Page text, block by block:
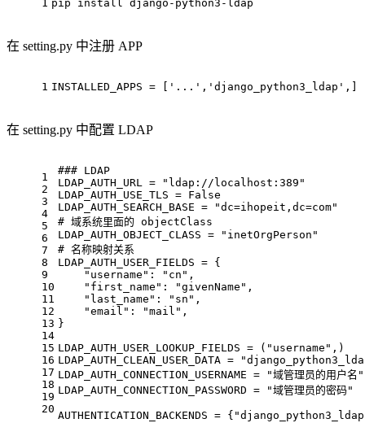
1 pip install django-python3-ldap
在 setting.py 中注册 APP
1 INSTALLED_APPS = ['...','django_python3_ldap',]
在 setting.py 中配置 LDAP
1
2
3
4
5
6
7
8
9
10
11
12
13
14
15
16
17
18
19
20
### LDAP
LDAP_AUTH_URL = "ldap://localhost:389"
LDAP_AUTH_USE_TLS = False
LDAP_AUTH_SEARCH_BASE = "dc=ihopeit,dc=com"
# 域系统里面的 objectClass
LDAP_AUTH_OBJECT_CLASS = "inetOrgPerson"
# 名称映射关系
LDAP_AUTH_USER_FIELDS = {
    "username": "cn",
    "first_name": "givenName",
    "last_name": "sn",
    "email": "mail",
}
LDAP_AUTH_USER_LOOKUP_FIELDS = ("username",)
LDAP_AUTH_CLEAN_USER_DATA =
LDAP_AUTH_CONNECTION_USERNAME = "域管理员的用户名"
LDAP_AUTH_CONNECTION_PASSWORD = "域管理员的密码"
AUTHENTICATION_BACKENDS =